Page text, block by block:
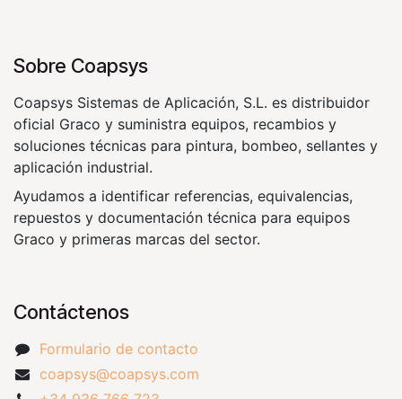
Sobre Coapsys
Coapsys Sistemas de Aplicación, S.L. es distribuidor
oficial Graco y suministra equipos, recambios y
soluciones técnicas para pintura, bombeo, sellantes y
aplicación industrial.
Ayudamos a identificar referencias, equivalencias,
repuestos y documentación técnica para equipos
Graco y primeras marcas del sector.
Contáctenos
Formulario de contacto
coapsys@coapsys.com